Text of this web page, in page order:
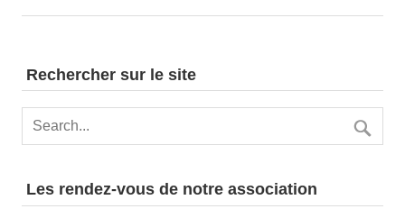
Rechercher sur le site
Les rendez-vous de notre association